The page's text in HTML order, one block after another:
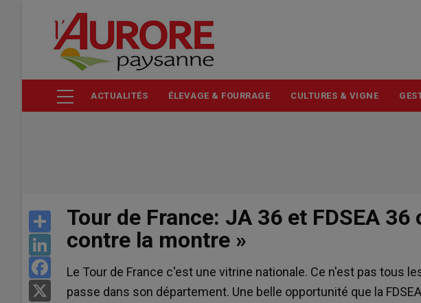
contenu
ACTUALITÉS ÉLEVAGE & FOURRAGE CULTURES & VIGNE
LinkedIn
Facebook
Tour de France: JA 36 et FDSEA 36
contre la montre »
Le Tour de France c'est une vitrine nationale. Ce n'est pas tous
passe dans son département. Une belle opportunité que la